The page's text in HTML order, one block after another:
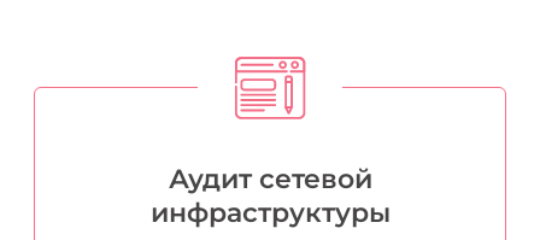
Аудит сетевой
инфраструктуры